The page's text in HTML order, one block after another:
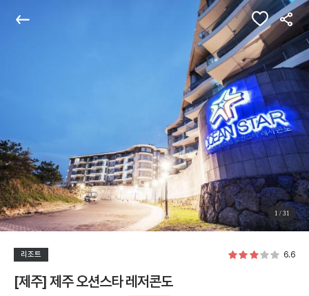
뒤로가기 관심숙소 공
1 / 31
리조트 6.6
[제주] 제주 오션스타 레저콘도